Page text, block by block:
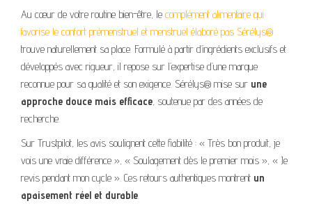
Au cœur de votre routine bien-être, le complément alimentaire qui
favorise le confort prémenstruel et menstruel élaboré pas Sérélys®
trouve naturellement sa place. Formulé à partir d’ingrédients exclusifs et
développés avec rigueur, il repose sur l’expertise d’une marque
reconnue pour sa qualité et son exigence. Sérélys® mise sur une
approche douce mais efficace, soutenue par des années de
recherche.
Sur Trustpilot, les avis soulignent cette fiabilité : « Très bon produit, je
vois une vraie différence », « Soulagement dès le premier mois », « Je
revis pendant mon cycle ». Ces retours authentiques montrent un
apaisement réel et durable.